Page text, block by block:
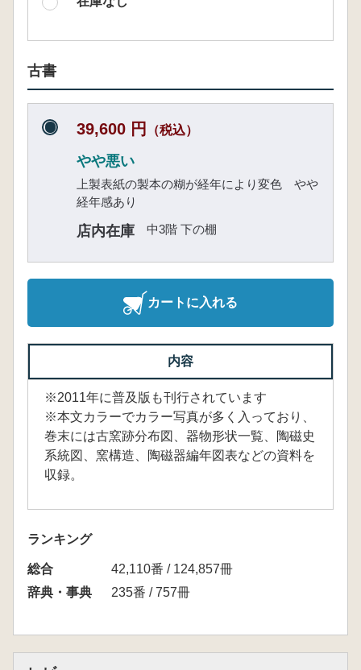
古書
39,600 円 （税込）
やや悪い
上製表紙の製本の糊が経年により変色 やや
経年感あり
店内在庫 中3階 下の棚
カートに入れる
内容
※2011年に普及版も刊行されています
※本文カラーでカラー写真が多く入っており、
巻末には古窯跡分布図、器物形状一覧、陶磁史
系統図、窯構造、陶磁器編年図表などの資料を
収録。
ランキング
総合
42,110番 / 124,857冊
辞典・事典
235番 / 757冊